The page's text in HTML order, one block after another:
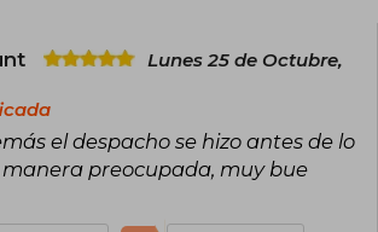
Lunes 25 de Octubre,
el despacho se hizo antes de lo
preocupada, muy bue